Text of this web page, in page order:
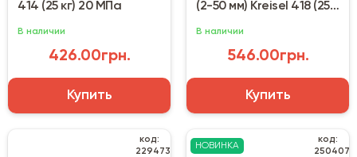
414 (25 кг) 20 МПа
В наличии
426.00грн.
Купить
(2-50 мм) Kreisel 418 (25
В наличии
546.00грн.
Купить
код:
229473
НОВИНКА
код:
250407